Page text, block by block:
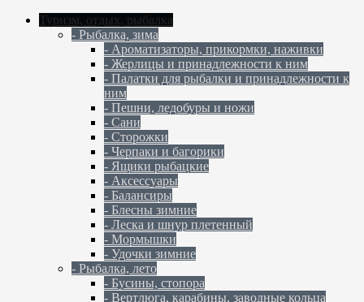
Туризм, отдых, рыбалка
- Рыбалка, зима
- Ароматизаторы, прикормки, наживки
- Жерлицы и принадлежности к ним
- Палатки для рыбалки и принадлежности к
ним
- Пешни, ледобуры и ножи
- Сани
- Сторожки
- Черпаки и багорики
- Ящики рыбацкие
- Аксессуары
- Балансиры
- Блесны зимние
- Леска и шнур плетенный
- Мормышки
- Удочки зимние
- Рыбалка, лето
- Бусины, стопора
- Вертлюга, карабины, заводные кольца